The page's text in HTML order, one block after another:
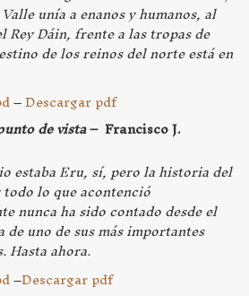
unía a enanos y humanos, al
Rey Dáin, frente a las tropas de
de los reinos del norte está en
–Descargar pdf
de vista– Francisco J.
estaba Eru, sí, pero la historia del
lo que acontenció
nunca ha sido contado desde el
uno de sus más importantes
Hasta ahora.
–Descargar pdf